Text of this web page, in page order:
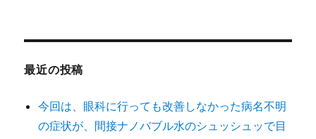
象:
最近の投稿
今回は、眼科に行っても改善しなかった病名不明
の症状が、間接ナノバブル水のシュッシュッで目